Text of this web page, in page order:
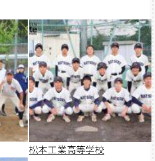
松本工業高等学校